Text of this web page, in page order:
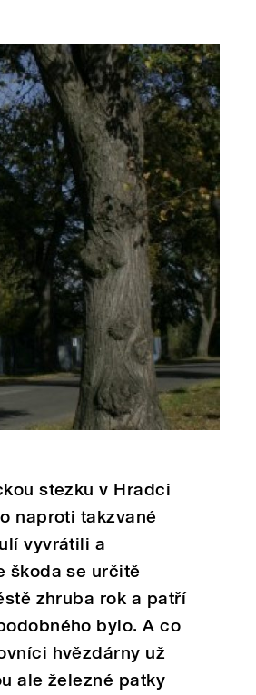
stezku v Hradci
naproti takzvané
vyvrátili a
škoda se určitě
zhruba rok a patří
bylo. A co
hvězdárny už
ale železné patky